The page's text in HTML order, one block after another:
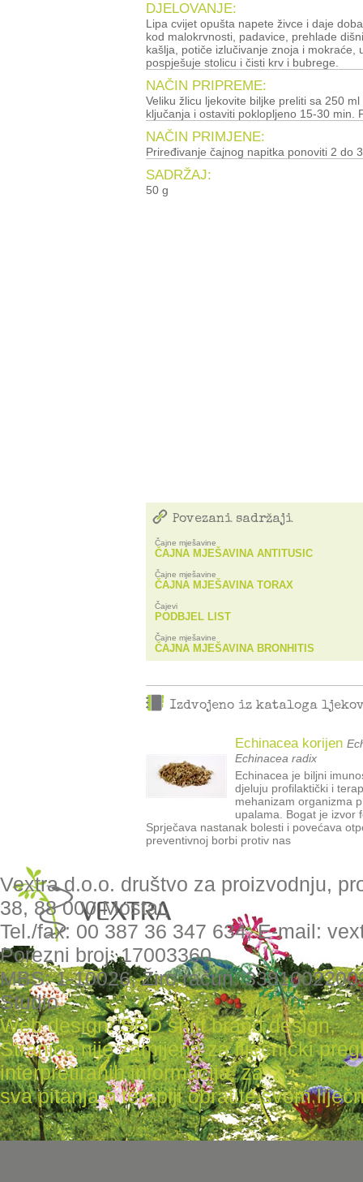
DJELOVANJE:
Lipa cvijet opušta napete živce i daje
kod malokrvnosti, padavice, prehlade
kašlja, potiče izlučivanje znoja i mokraće,
pospješuje stolicu i čisti krv i bubrege.
NAČIN PRIPREME:
Veliku žlicu ljekovite biljke preliti sa 250
ključanja i ostaviti poklopljeno 15-30 min.
NAČIN PRIMJENE:
Priređivanje čajnog napitka ponoviti 2 do
SADRŽAJ:
50 g
Povezani sadržaji
Čajne mješavine
ČAJNA MJEŠAVINA ANTITUSIC
Čajne mješavine
ČAJNA MJEŠAVINA TORAX
Čajevi
PODBJEL LIST
Čajne mješavine
ČAJNA MJEŠAVINA BRONHITIS
Izdvojeno iz kataloga
Echinacea korijen
Echinacea radix
Echinacea je biljni
djeluju profilaktički i
mehanizam organizma
upalama. Bogat je izvor
Sprječava nastanak bolesti i povećava
preventivnoj borbi protiv nas
Vextra d.o.o. društvo za proizvodnju,
38, 88 000 Mostar,
Tel./fax: 00 387 36 347 634, E-mail:
Porezni broj: 17003360
MBS: 1-10026, Žiro račun:
Studio
Web design: SBD shift brand design,
Stranica nije zamijena za liječnički
interpretiranih informacija, za
sva pitanja o terapiji obratite svom